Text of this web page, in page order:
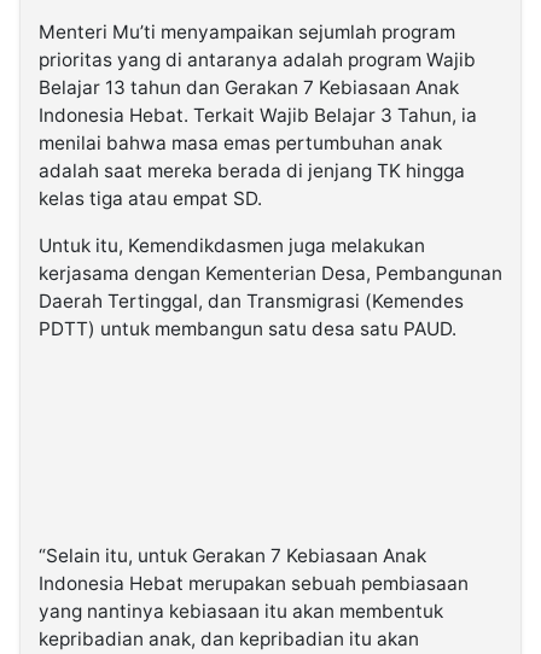
Menteri Mu’ti menyampaikan sejumlah program
prioritas yang di antaranya adalah program Wajib
Belajar 13 tahun dan Gerakan 7 Kebiasaan Anak
Indonesia Hebat. Terkait Wajib Belajar 3 Tahun, ia
menilai bahwa masa emas pertumbuhan anak
adalah saat mereka berada di jenjang TK hingga
kelas tiga atau empat SD.
Untuk itu, Kemendikdasmen juga melakukan
kerjasama dengan Kementerian Desa, Pembangunan
Daerah Tertinggal, dan Transmigrasi (Kemendes
PDTT) untuk membangun satu desa satu PAUD.
“Selain itu, untuk Gerakan 7 Kebiasaan Anak
Indonesia Hebat merupakan sebuah pembiasaan
yang nantinya kebiasaan itu akan membentuk
kepribadian anak, dan kepribadian itu akan